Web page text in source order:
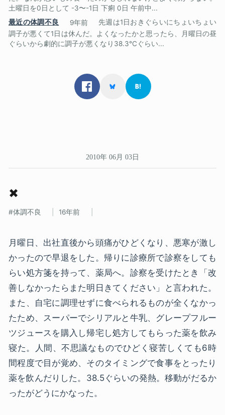
土曜日を0日として -3〜-1日 下痢 0日 午前中...
最近の体調不良
9年前
先週は1日おきぐらいにちょいちょい
調子が悪くて1日は休んだ。よくなったかと思ったら、月曜日の昼
ぐらいから劇的に調子が悪くなり38.3℃ぐらい...
2010年 06月 03日
✖
体調不良 16年前
月曜日、出社直後から頭痛がひどくなり、悪寒が激し
かったので早退をした。帰りに診療所で診察をしても
らい処方箋を持って、薬局へ。診察を受けたとき「改
善しなかったらまた明日きてください」と言われた。
また、自宅に調理せずに食べられるものが全くなかっ
たため、スーパーでシリアルと牛乳、グレープフルー
ツジュースを購入し帰宅し処方してもらった薬を飲み
寝た。人間、不思議なものでひどく寝苦しくても6時
間程度で目が覚め、そのタイミングで食事をとったり
薬を飲んだりした。38.5ぐらいの発熱。移動がだるか
ったがどうにかなった。